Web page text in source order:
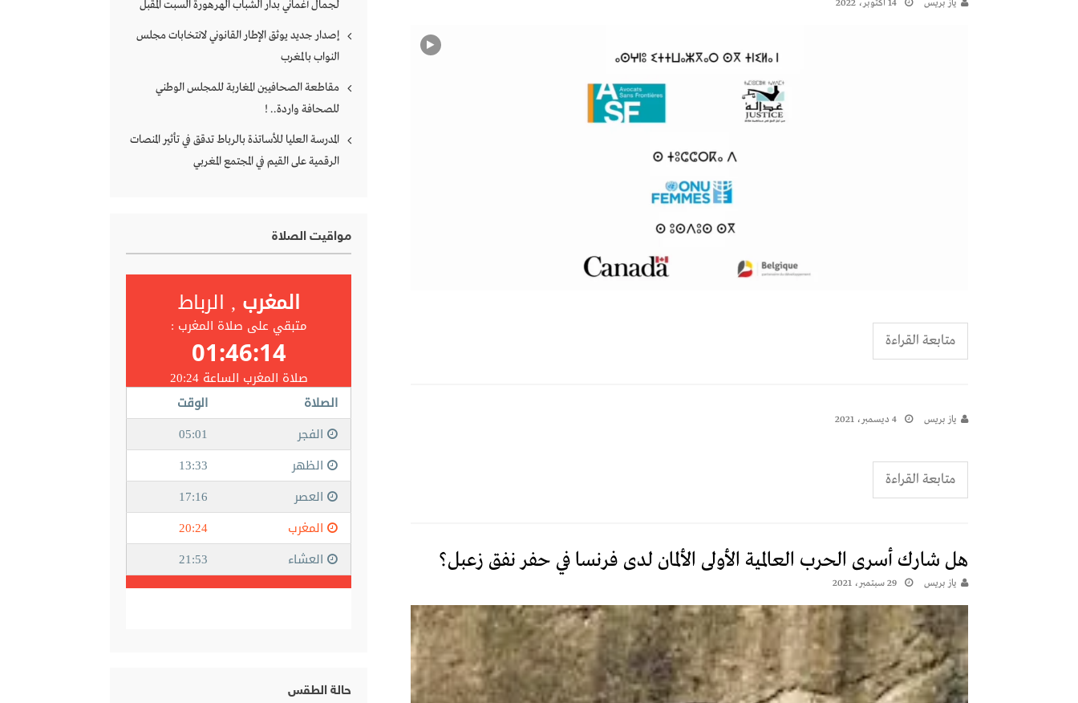
يـاز بريـس 14 أكتوبر، 2022
متابعة القراءة
يـاز بريـس 4 ديسمبر، 2021
متابعة القراءة
هل شارك أسرى الحرب العالمية الأولى الألمان لدى فرنسا في حفر نفق زعبل؟
يـاز بريـس 29 سبتمبر، 2021
لجمال أغماني بدار الشباب الهرهورة السبت المقبل
إصدار جديد يوثق الإطار القانوني لانتخابات مجلس
النواب بالمغرب
مقاطعة الصحافيين المغاربة للمجلس الوطني
للصحافة واردة.. !
المدرسة العليا للأساتذة بالرباط تدقق في تأثير المنصات
الرقمية على القيم في المجتمع المغربي
مواقيت الصلاة
حالة الطقس